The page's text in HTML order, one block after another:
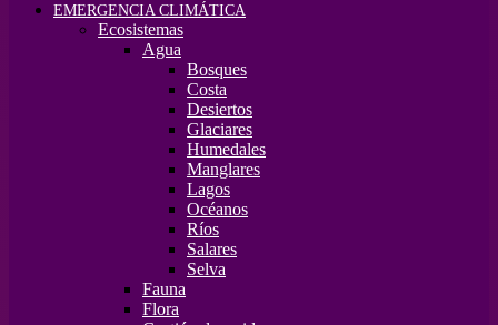
EMERGENCIA CLIMÁTICA
Ecosistemas
Agua
Bosques
Costa
Desiertos
Glaciares
Humedales
Manglares
Lagos
Océanos
Ríos
Salares
Selva
Fauna
Flora